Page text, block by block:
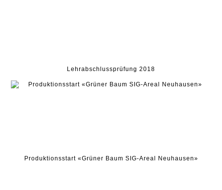
Lehrabschlussprüfung 2018
Produktionsstart «Grüner Baum SIG-Areal Neuhausen»